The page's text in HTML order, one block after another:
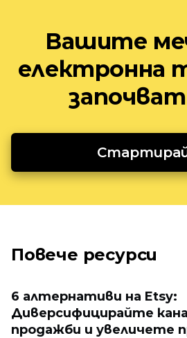
Вашите
електронна
Повече ресурси
6 алтернативи на Etsy:
Диверсифицирайте
продажби и увеличете